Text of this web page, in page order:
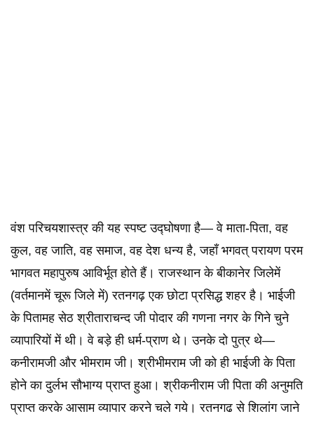
वंश परिचयशास्त्र की यह स्पष्ट उद्घोषणा है— वे माता-पिता, वह
कुल, वह जाति, वह समाज, वह देश धन्य है, जहाँ भगवत् परायण परम
भागवत महापुरुष आविर्भूत होते हैं। राजस्थान के बीकानेर जिलेमें
(वर्तमानमें चूरू जिले में) रतनगढ़ एक छोटा प्रसिद्ध शहर है। भाईजी
के पितामह सेठ श्रीताराचन्द जी पोदार की गणना नगर के गिने चुने
व्यापारियों में थी। वे बड़े ही धर्म-प्राण थे। उनके दो पुत्र थे—
कनीरामजी और भीमराम जी। श्रीभीमराम जी को ही भाईजी के पिता
होने का दुर्लभ सौभाग्य प्राप्त हुआ। श्रीकनीराम जी पिता की अनुमति
प्राप्त करके आसाम व्यापार करने चले गये। रतनगढ से शिलांग जाने